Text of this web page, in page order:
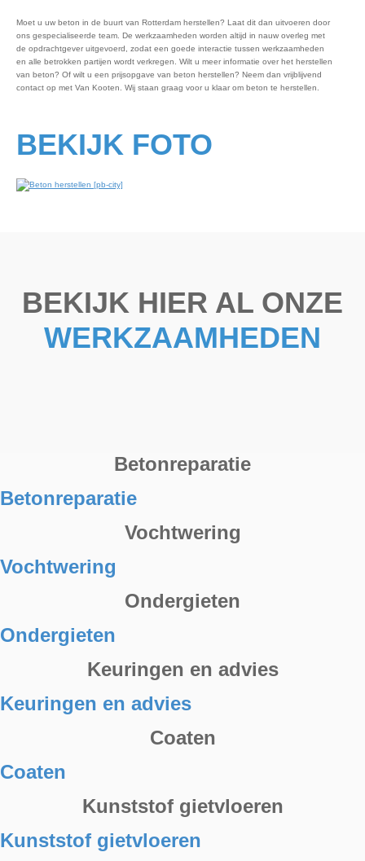
Moet u uw beton in de buurt van Rotterdam herstellen? Laat dit dan uitvoeren door
ons gespecialiseerde team. De werkzaamheden worden altijd in nauw overleg met
de opdrachtgever uitgevoerd, zodat een goede interactie tussen werkzaamheden
en alle betrokken partijen wordt verkregen. Wilt u meer informatie over het herstellen
van beton? Of wilt u een prijsopgave van beton herstellen? Neem dan vrijblijvend
contact op met Van Kooten. Wij staan graag voor u klaar om beton te herstellen.
BEKIJK FOTO
BEKIJK HIER AL ONZE
WERKZAAMHEDEN
Betonreparatie
Betonreparatie
Vochtwering
Vochtwering
Ondergieten
Ondergieten
Keuringen en advies
Keuringen en advies
Coaten
Coaten
Kunststof gietvloeren
Kunststof gietvloeren